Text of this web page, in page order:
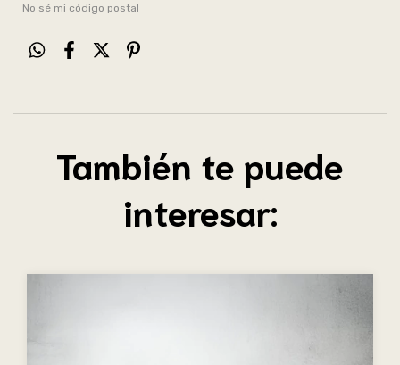
No sé mi código postal
También te puede
interesar: